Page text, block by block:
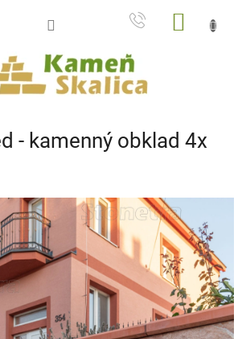
- kamenný obklad 4x